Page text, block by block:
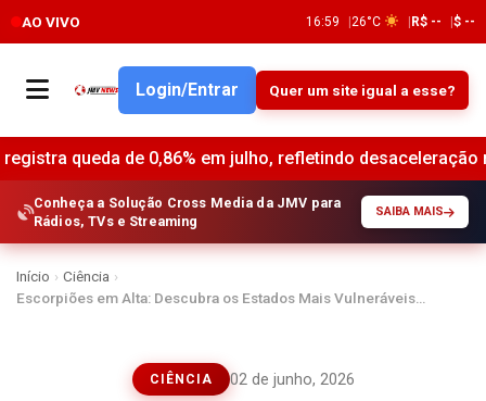
AO VIVO 16:59 26°C R$ -- $ --
Login/Entrar Quer um site igual a esse?
de 0,86% em julho, refletindo desaceleração nos
Conheça a Solução Cross Media da JMV para
Rádios, TVs e Streaming
SAIBA MAIS
Início › Ciência ›
Escorpiões em Alta: Descubra os Estados Mais Vulneráveis…
CIÊNCIA 02 de junho, 2026